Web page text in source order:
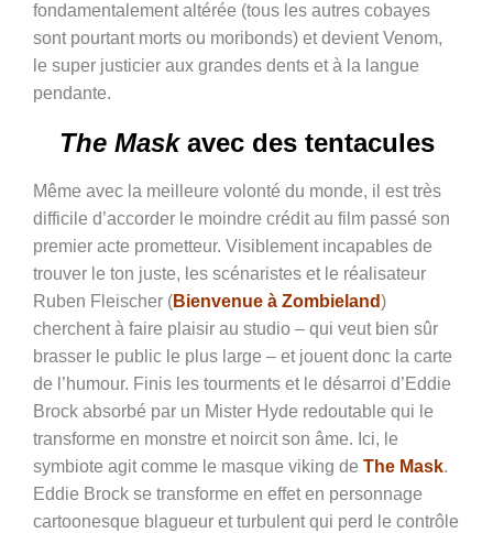
fondamentalement altérée (tous les autres cobayes
sont pourtant morts ou moribonds) et devient Venom,
le super justicier aux grandes dents et à la langue
pendante.
The Maskavec des tentacules
Même avec la meilleure volonté du monde, il est très
difficile d’accorder le moindre crédit au film passé son
premier acte prometteur. Visiblement incapables de
trouver le ton juste, les scénaristes et le réalisateur
Ruben Fleischer (Bienvenue à Zombieland)
cherchent à faire plaisir au studio – qui veut bien sûr
brasser le public le plus large – et jouent donc la carte
de l’humour. Finis les tourments et le désarroi d’Eddie
Brock absorbé par un Mister Hyde redoutable qui le
transforme en monstre et noircit son âme. Ici, le
symbiote agit comme le masque viking de The Mask.
Eddie Brock se transforme en effet en personnage
cartoonesque blagueur et turbulent qui perd le contrôle